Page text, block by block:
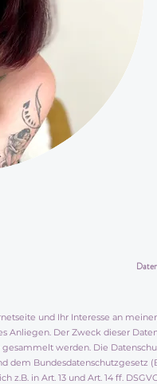
und Ihr Interesse an
Anliegen. Der Zweck dieser
werden. Die
dem
in Art. 13 und Art. 14 ff.